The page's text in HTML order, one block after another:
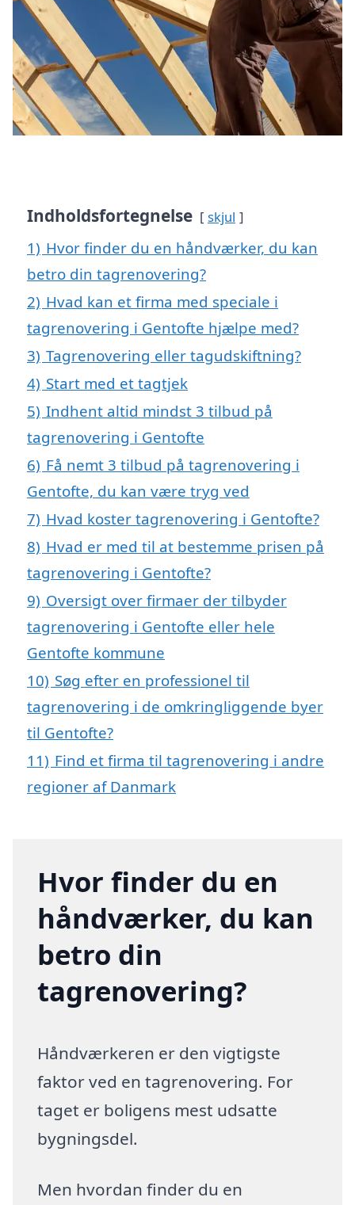
Indholdsfortegnelse skjul
1) Hvor finder du en håndværker, du kan
betro din tagrenovering?
2) Hvad kan et firma med speciale i
tagrenovering i Gentofte hjælpe med?
3) Tagrenovering eller tagudskiftning?
4) Start med et tagtjek
5) Indhent altid mindst 3 tilbud på
tagrenovering i Gentofte
6) Få nemt 3 tilbud på tagrenovering i
Gentofte, du kan være tryg ved
7) Hvad koster tagrenovering i Gentofte?
8) Hvad er med til at bestemme prisen på
tagrenovering i Gentofte?
9) Oversigt over firmaer der tilbyder
tagrenovering i Gentofte eller hele
Gentofte kommune
10) Søg efter en professionel til
tagrenovering i de omkringliggende byer
til Gentofte?
11) Find et firma til tagrenovering i andre
regioner af Danmark
Hvor finder du en
håndværker, du kan
betro din
tagrenovering?
Håndværkeren er den vigtigste
faktor ved en tagrenovering. For
taget er boligens mest udsatte
bygningsdel.
Men hvordan finder du en